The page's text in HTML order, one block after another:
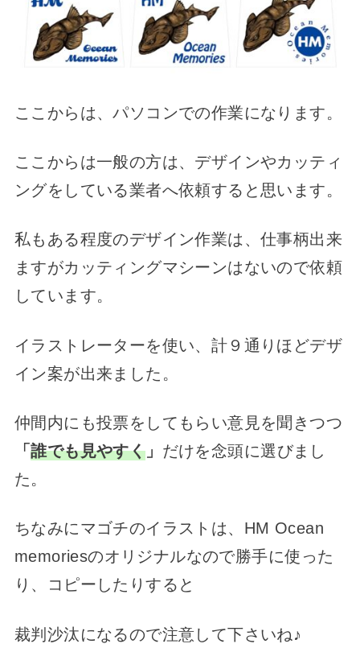
ここからは、パソコンでの作業になります。
ここからは一般の方は、デザインやカッティ
ングをしている業者へ依頼すると思います。
私もある程度のデザイン作業は、仕事柄出来
ますがカッティングマシーンはないので依頼
しています。
イラストレーターを使い、計９通りほどデザ
イン案が出来ました。
仲間内にも投票をしてもらい意見を聞きつつ
「誰でも見やすく 」 だけを念頭に選びまし
た。
ちなみにマゴチのイラストは、HM Ocean
memoriesのオリジナルなので勝手に使った
り、コピーしたりすると
裁判沙汰になるので注意して下さいね♪